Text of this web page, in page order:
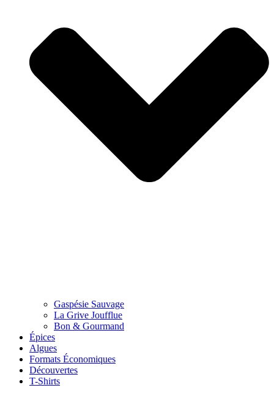
Gaspésie Sauvage
La Grive Joufflue
Bon & Gourmand
Épices
Algues
Formats Économiques
Découvertes
T-Shirts